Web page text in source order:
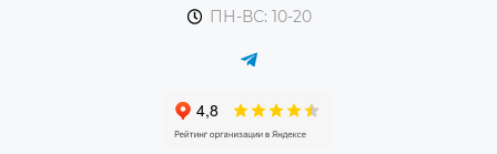
ПН-ВС: 10-20